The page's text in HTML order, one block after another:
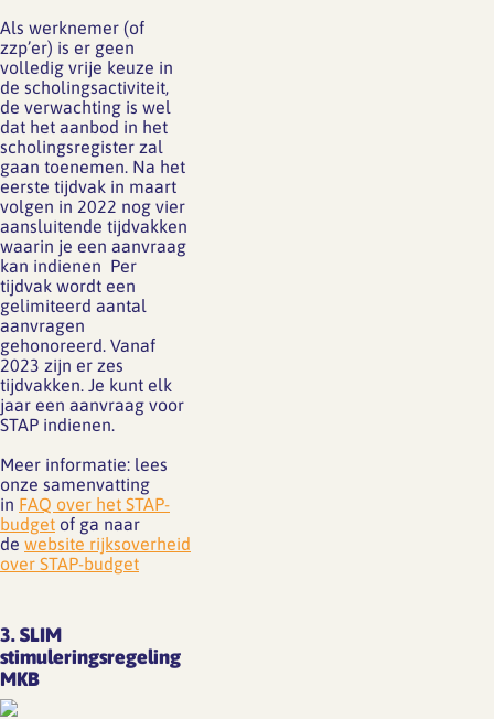
Als werknemer (of
zzp’er) is er geen
volledig vrije keuze in
de scholingsactiviteit,
de verwachting is wel
dat het aanbod in het
scholingsregister zal
gaan toenemen. Na het
eerste tijdvak in maart
volgen in 2022 nog vier
aansluitende tijdvakken
waarin je een aanvraag
kan indienen Per
tijdvak wordt een
gelimiteerd aantal
aanvragen
gehonoreerd. Vanaf
2023 zijn er zes
tijdvakken. Je kunt elk
jaar een aanvraag voor
STAP indienen.
Meer informatie: lees
onze samenvatting
in FAQ over het STAP-
budget of ga naar
de website rijksoverheid
over STAP-budget
3. SLIM
stimuleringsregeling
MKB